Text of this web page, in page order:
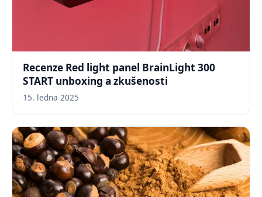
Recenze Red light panel BrainLight 300
START unboxing a zkušenosti
15. ledna 2025